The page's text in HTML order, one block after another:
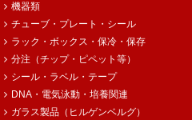
機器類
チューブ・プレート・シール
ラック・ボックス・保冷・保存
分注（チップ・ピペット等）
シール・ラベル・テープ
DNA・電気泳動・培養関連
ガラス製品（ヒルゲンベルグ）